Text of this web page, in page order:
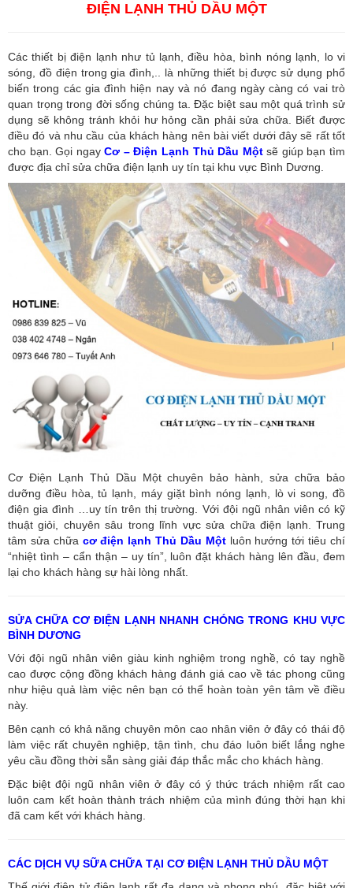
ĐIỆN LẠNH THỦ DẦU MỘT
Các thiết bị điện lạnh như tủ lạnh, điều hòa, bình nóng lạnh, lo vi
sóng, đồ điện trong gia đình,.. là những thiết bị được sử dụng phổ
biến trong các gia đình hiện nay và nó đang ngày càng có vai trò
quan trọng trong đời sống chúng ta. Đặc biệt sau một quá trình sử
dụng sẽ không tránh khỏi hư hỏng cần phải sửa chữa. Biết được
điều đó và nhu cầu của khách hàng nên bài viết dưới đây sẽ rất tốt
cho bạn. Gọi ngayCơ – Điện Lạnh Thủ Dầu Một sẽ giúp bạn tìm
được địa chỉ sửa chữa điện lạnh uy tín tại khu vực Bình Dương.
Cơ Điện Lạnh Thủ Dầu Một chuyên bảo hành, sửa chữa bảo
dưỡng điều hòa, tủ lạnh, máy giặt bình nóng lạnh, lò vi song, đồ
điện gia đình …uy tín trên thị trường. Với đội ngũ nhân viên có kỹ
thuật giỏi, chuyên sâu trong lĩnh vực sửa chữa điện lạnh. Trung
tâm sửa chữa cơ điện lạnh Thủ Dầu Mộtluôn hướng tới tiêu chí
“nhiệt tình – cẩn thận – uy tín”, luôn đặt khách hàng lên đầu, đem
lại cho khách hàng sự hài lòng nhất.
SỬA CHỮA CƠ ĐIỆN LẠNH NHANH CHÓNG TRONG KHU VỰC
BÌNH DƯƠNG
Với đội ngũ nhân viên giàu kinh nghiệm trong nghề, có tay nghề
cao được cộng đồng khách hàng đánh giá cao về tác phong cũng
như hiệu quả làm việc nên bạn có thể hoàn toàn yên tâm về điều
này.
Bên cạnh có khả năng chuyên môn cao nhân viên ở đây có thái độ
làm việc rất chuyên nghiệp, tận tình, chu đáo luôn biết lắng nghe
yêu cầu đồng thời sẵn sàng giải đáp thắc mắc cho khách hàng.
Đặc biệt đội ngũ nhân viên ở đây có ý thức trách nhiệm rất cao
luôn cam kết hoàn thành trách nhiệm của mình đúng thời hạn khi
đã cam kết với khách hàng.
CÁC DỊCH VỤ SỮA CHỮA TẠI CƠ ĐIỆN LẠNH THỦ DẦU MỘT